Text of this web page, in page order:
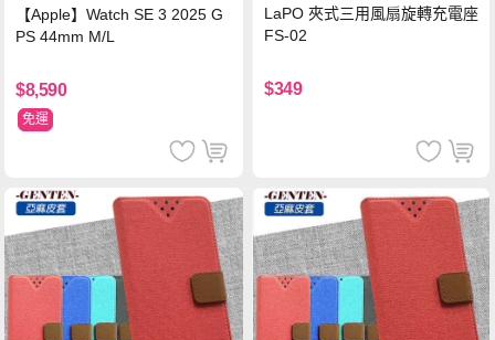
【Apple】Watch SE 3 2025 G
PS 44mm M/L
$8,590
免運
LaPO 夾式三用風扇旋轉充電座
FS-02
$349